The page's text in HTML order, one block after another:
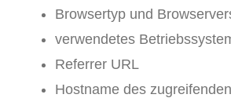
Browsertyp und
verwendetes
Referrer URL
Hostname des